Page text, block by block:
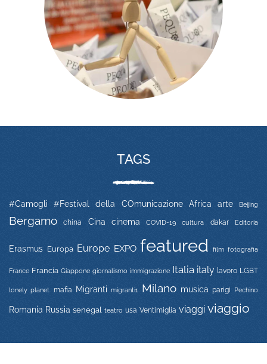
TAGS
#Camogli #Festival della COmunicazione Africa arte Beijing
Bergamo china Cina cinema COVID-19 cultura dakar Editoria
Erasmus Europa Europe EXPO featured film fotografia
France Francia Giappone giornalismo immigrazione Italia italy lavoro LGBT
lonely planet mafia Migranti migranti1 Milano musica parigi Pechino
Romania Russia senegal teatro usa Ventimiglia viaggi viaggio